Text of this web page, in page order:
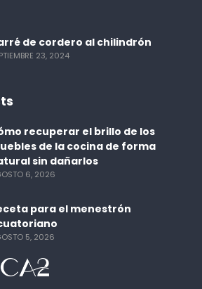
de cordero al chilindrón
23, 2024
recuperar el brillo de los
de la cocina de forma
sin dañarlos
6, 2026
para el menestrón
5, 2026